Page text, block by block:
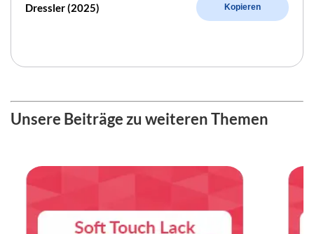
Dressler (2025) Kopieren
Unsere Beiträge zu weiteren Themen